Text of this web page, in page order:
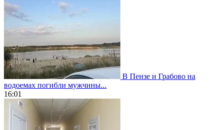
В Пензе и Грабово на
водоемах погибли мужчины...
16:01